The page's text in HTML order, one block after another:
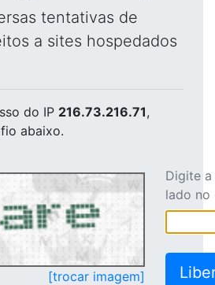
tentativas de
a sites hospedados
do IP 216.73.216.71,
abaixo.
[trocar imagem]
Digite
lado no